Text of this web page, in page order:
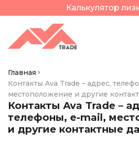
Калькулятор
Главная
Контакты Ava Trade – адрес,
местоположение и другие
Контакты Ava Trade –
телефоны, e-mail,
и другие контактные